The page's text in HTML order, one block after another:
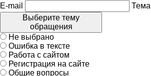
E-mail
Выберите тему
обращения
Не выбрано
Ошибка в тексте
Работа с сайтом
Регистрация на сайте
Общие вопросы